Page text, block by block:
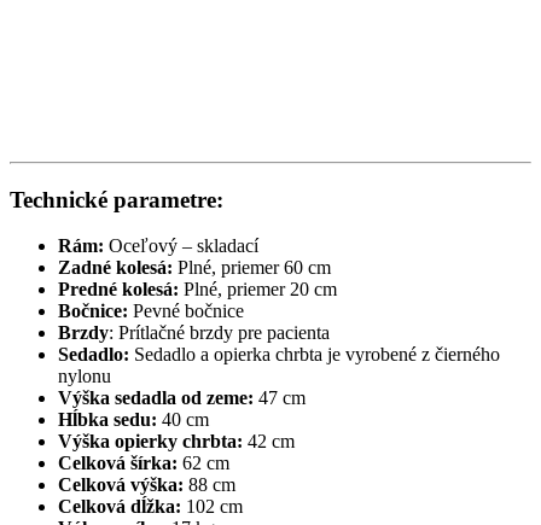
Technické parametre:
Rám: Oceľový – skladací
Zadné kolesá: Plné, priemer 60 cm
Predné kolesá: Plné, priemer 20 cm
Bočnice: Pevné bočnice
Brzdy: Prítlačné brzdy pre pacienta
Sedadlo: Sedadlo a opierka chrbta je vyrobené z čierného
nylonu
Výška sedadla od zeme: 47 cm
Hĺbka sedu: 40 cm
Výška opierky chrbta: 42 cm
Celková šírka: 62 cm
Celková výška: 88 cm
Celková dĺžka: 102 cm